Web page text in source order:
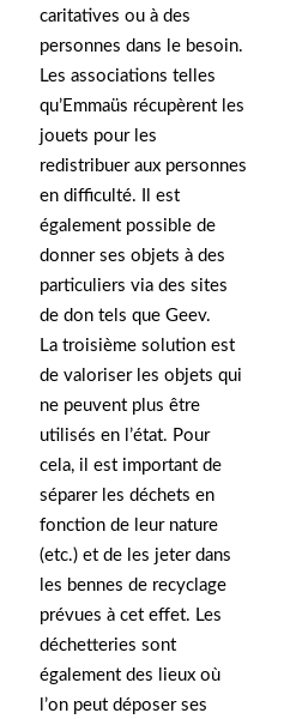
caritatives ou à des
personnes dans le besoin.
Les associations telles
qu’Emmaüs récupèrent les
jouets pour les
redistribuer aux personnes
en difficulté. Il est
également possible de
donner ses objets à des
particuliers via des sites
de don tels que Geev.
La troisième solution est
de valoriser les objets qui
ne peuvent plus être
utilisés en l’état. Pour
cela, il est important de
séparer les déchets en
fonction de leur nature
(etc.) et de les jeter dans
les bennes de recyclage
prévues à cet effet. Les
déchetteries sont
également des lieux où
l’on peut déposer ses